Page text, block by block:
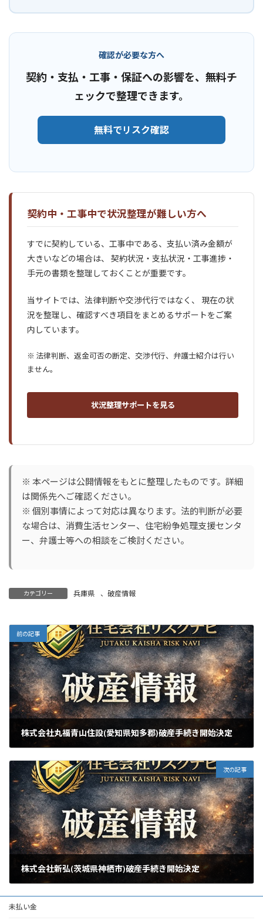
確認が必要な方へ
契約・支払・工事・保証への影響を、無料チ
ェックで整理できます。
無料でリスク確認
契約中・工事中で状況整理が難しい方へ
すでに契約している、工事中である、支払い済み金額が
大きいなどの場合は、 契約状況・支払状況・工事進捗・
手元の書類を整理しておくことが重要です。
当サイトでは、法律判断や交渉代行ではなく、 現在の状
況を整理し、確認すべき項目をまとめるサポートをご案
内しています。
※ 法律判断、返金可否の断定、交渉代行、弁護士紹介は行い
ません。
状況整理サポートを見る
※ 本ページは公開情報をもとに整理したものです。詳細
は関係先へご確認ください。
※ 個別事情によって対応は異なります。法的判断が必要
な場合は、消費生活センター、住宅紛争処理支援センタ
ー、弁護士等への相談をご検討ください。
カテゴリー 兵庫県 、 破産情報
前の記事
株式会社丸福青山住設(愛知県知多郡)破産手続き開始決定
次の記事
株式会社新弘(茨城県神栖市)破産手続き開始決定
未払い金